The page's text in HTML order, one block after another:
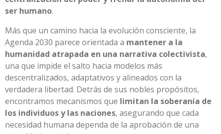
ser humano.
Más que un camino hacia la evolución consciente, la
Agenda 2030 parece orientada a mantener a la
humanidad atrapada en una narrativa colectivista,
una que impide el salto hacia modelos más
descentralizados, adaptativos y alineados con la
verdadera libertad. Detrás de sus nobles propósitos,
encontramos mecanismos que limitan la soberanía de
los individuos y las naciones, asegurando que cada
necesidad humana dependa de la aprobación de una